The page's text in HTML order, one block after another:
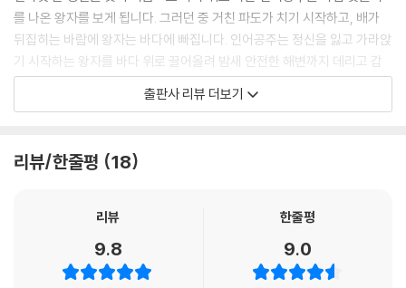
를 나온 왕자를 보게 됩니다. 그러던 중 거친 파도가 치기 시작하고, 배가
뒤집히는 바람에 왕자는 바다에 빠집니다. 인어공주는 정신을 잃고 가라앉
기 시작하는 왕자를 바다 위로 끌어올려 밤새 안전한 해변까지 데리고 갑
니다. 하지만 갑자기 다른 소녀들이 나타나는 바람에 인어공주는 왕자 앞
에 모습을 드러내지도 못하고 바다 밑으로 돌아옵니다.
다. 인어들끼리의 화려한 무도회도 지루하기만 합니다. 왕자에 대한 그리
받습니다. 하지만 대신 마녀에게 목소리를 빼앗깁니다.
약을 마시고 사람이 된 인어공주는 소원대로 왕자를 만나지만, 목소리를
빼앗긴 탓에 왕자를 구해준 사람이 자신이라는 것을 밝힐 수가 없습니다.
출판사 리뷰 더보기
리뷰/한줄평 18
리뷰
9.8
한줄평
9.0